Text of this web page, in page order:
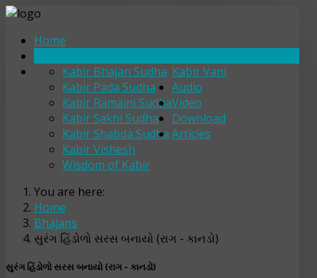
Home
Kabir Vani
Kabir Bhajan Sudha
Kabir Pada Sudha
Kabir Ramaini Sudha
Kabir Sakhi Sudha
Kabir Shabda Sudha
Kabir Vishesh
Wisdom of Kabir
Audio
Video
Download
Articles
You are here:
Home
Bhajans
સુરંગ હિંડોળો સરસ બનાયો (રાગ - કાનડો)
સુરંગ હિંડોળો સરસ બનાયો (રાગ - કાનડો)